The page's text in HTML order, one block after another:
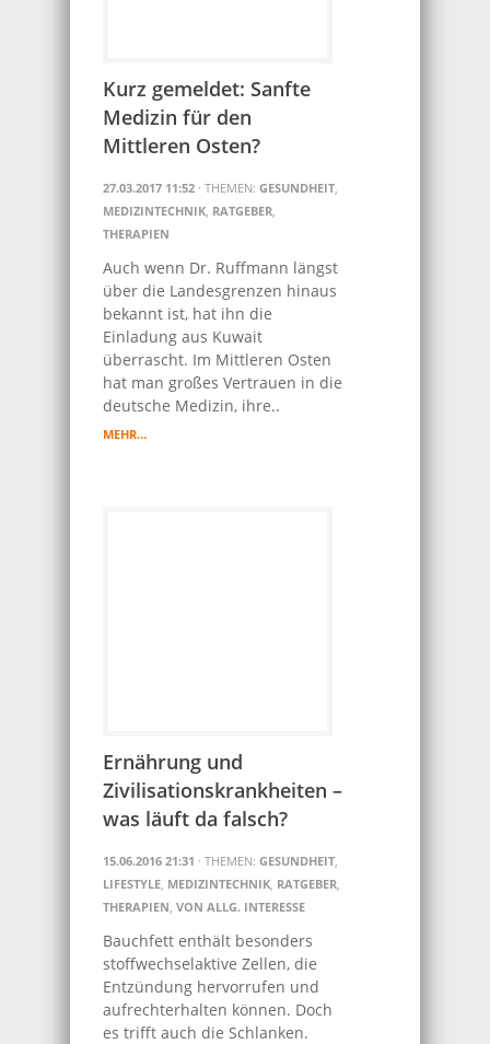
Kurz gemeldet: Sanfte
Medizin für den
Mittleren Osten?
27.03.2017 11:52 · THEMEN: GESUNDHEIT,
MEDIZINTECHNIK, RATGEBER,
THERAPIEN
Auch wenn Dr. Ruffmann längst
über die Landesgrenzen hinaus
bekannt ist, hat ihn die
Einladung aus Kuwait
überrascht. Im Mittleren Osten
hat man großes Vertrauen in die
deutsche Medizin, ihre..
MEHR…
Ernährung und
Zivilisationskrankheiten –
was läuft da falsch?
15.06.2016 21:31 · THEMEN: GESUNDHEIT,
LIFESTYLE, MEDIZINTECHNIK, RATGEBER,
THERAPIEN, VON ALLG. INTERESSE
Bauchfett enthält besonders
stoffwechselaktive Zellen, die
Entzündung hervorrufen und
aufrechterhalten können. Doch
es trifft auch die Schlanken.